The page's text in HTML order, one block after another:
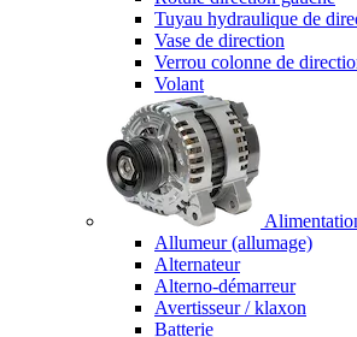
Tuyau hydraulique de
Vase de direction
Verrou colonne de
Volant
Allumeur (allumage)
Alternateur
Alterno-démarreur
Avertisseur / klaxon
Batterie